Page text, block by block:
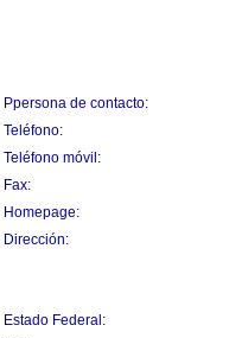
Ppersona de contacto:
Teléfono:
Teléfono móvil:
Fax:
Homepage:
Dirección:
Estado Federal: